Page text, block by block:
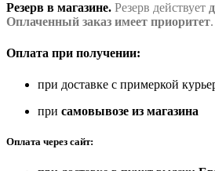
Резерв в магазине. Резерв действует
Оплаченный заказ имеет приоритет.
Оплата при получении:
при доставке с примеркой
при самовывозе из магазина
Оплата через сайт: